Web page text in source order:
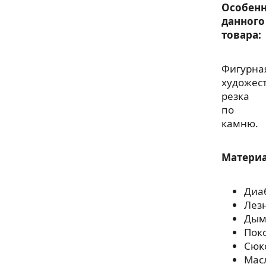
данного
товара:
резка
по
камню.